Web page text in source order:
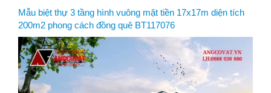
Mẫu biệt thự 3 tầng hình vuông mặt tiền 17x17m diện tích
200m2 phong cách đồng quê BT117076